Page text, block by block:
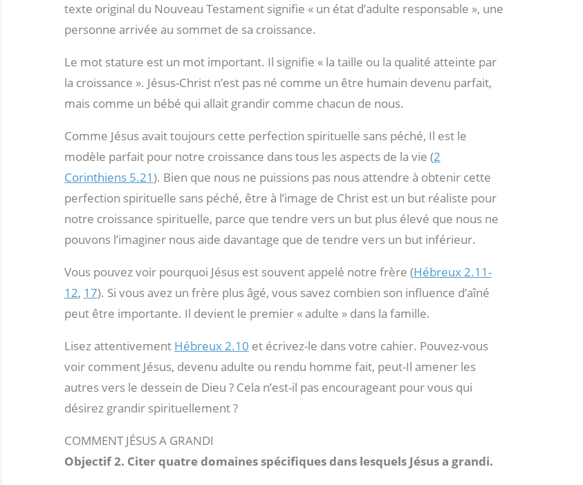
texte original du Nouveau Testament signifie « un état d’adulte responsable », une
personne arrivée au sommet de sa croissance.
Le mot stature est un mot important. Il signifie « la taille ou la qualité atteinte par
la croissance ». Jésus-Christ n’est pas né comme un être humain devenu parfait,
mais comme un bébé qui allait grandir comme chacun de nous.
Comme Jésus avait toujours cette perfection spirituelle sans péché, Il est le
modèle parfait pour notre croissance dans tous les aspects de la vie (2
Corinthiens 5.21). Bien que nous ne puissions pas nous attendre à obtenir cette
perfection spirituelle sans péché, être à l’image de Christ est un but réaliste pour
notre croissance spirituelle, parce que tendre vers un but plus élevé que nous ne
pouvons l’imaginer nous aide davantage que de tendre vers un but inférieur.
Vous pouvez voir pourquoi Jésus est souvent appelé notre frère (Hébreux 2.11-
12, 17). Si vous avez un frère plus âgé, vous savez combien son influence d’aîné
peut être importante. Il devient le premier « adulte » dans la famille.
Lisez attentivement Hébreux 2.10 et écrivez-le dans votre cahier. Pouvez-vous
voir comment Jésus, devenu adulte ou rendu homme fait, peut-Il amener les
autres vers le dessein de Dieu ? Cela n’est-il pas encourageant pour vous qui
désirez grandir spirituellement ?
COMMENT JÉSUS A GRANDI
Objectif 2. Citer quatre domaines spécifiques dans lesquels Jésus a grandi.